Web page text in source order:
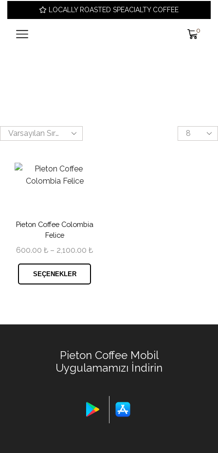
LOCALLY ROASTED SPEACIALTY COFFEE
0
Pieton Coffee Colombia
Felice
600.00 ₺ – 2,100.00 ₺
SEÇENEKLER
Pieton Coffee Mobil
Uygulamamızı İndirin